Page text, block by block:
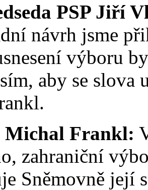
PSP Jiří
návrh jsme
výboru
aby se slova
Michal Frankl:
zahraniční
Sněmovně její